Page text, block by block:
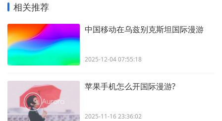
相关推荐
中国移动在乌兹别克斯坦国际漫游
2025-12-04 07:55:18
苹果手机怎么开国际漫游?
2025-11-16 23:36:02